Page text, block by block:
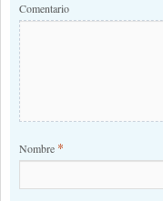
Comentario
Nombre *